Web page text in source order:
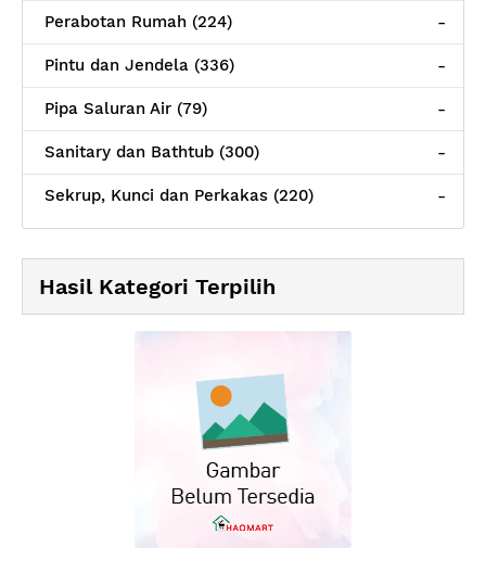
Perabotan Rumah (224) -
Pintu dan Jendela (336) -
Pipa Saluran Air (79) -
Sanitary dan Bathtub (300) -
Sekrup, Kunci dan Perkakas (220) -
Hasil Kategori Terpilih